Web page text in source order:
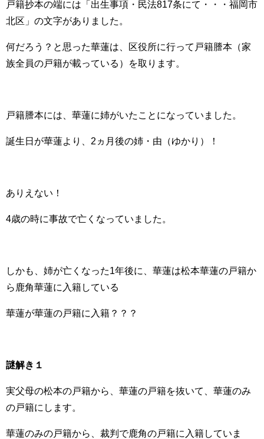
戸籍抄本の端には 「出生事項・民法817条にて・・・福岡市
北区」 の文字がありました。
何だろう？と思った華蓮は、区役所に行って戸籍謄本（家
族全員の戸籍が載っている）を取ります。
戸籍謄本には、華蓮に姉がいたことになっていました。
誕生日が華蓮より、2ヵ月後の姉・由（ゆかり）！
ありえない！
4歳の時に事故で亡くなっていました。
しかも、姉が亡くなった1年後に、華蓮は松本華蓮の戸籍か
ら鹿角華蓮に入籍している
華蓮が華蓮の戸籍に入籍？？？
謎解き１
実父母の松本の戸籍から、華蓮の戸籍を抜いて、華蓮のみ
の戸籍にします。
華蓮のみの戸籍から、裁判で鹿角の戸籍に入籍していま